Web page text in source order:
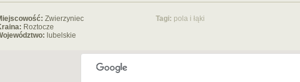
Zwierzyniec
Roztocze
lubelskie
Tagi: pola i łąki